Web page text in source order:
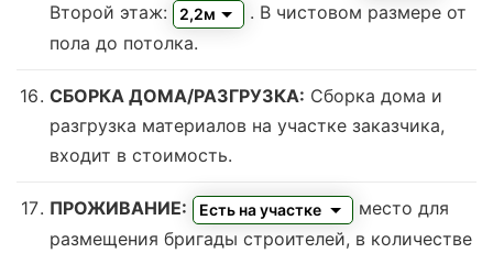
Второй этаж:
2,2м
. В чистовом размере от
пола до потолка.
СБОРКА ДОМА/РАЗГРУЗКА: Сборка дома и
разгрузка материалов на участке заказчика,
входит в стоимость.
ПРОЖИВАНИЕ: Есть на участке
место для
размещения бригады строителей, в количестве